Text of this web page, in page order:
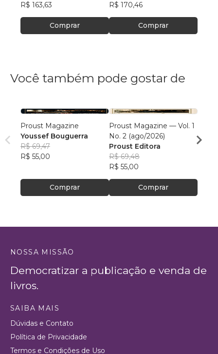
R$ 163,63
Comprar
R$ 170,46
Comprar
Você também pode gostar de
Proust Magazine
Youssef Bouguerra
R$ 69,47
R$ 55,00
Comprar
Proust Magazine — Vol. 1
No. 2 (ago/2026)
Proust Editora
R$ 69,48
R$ 55,00
Comprar
NOSSA MISSÃO
Democratizar a publicação e venda de
livros.
SAIBA MAIS
Dúvidas e Contato
Política de Privacidade
Termos e Condições de Uso